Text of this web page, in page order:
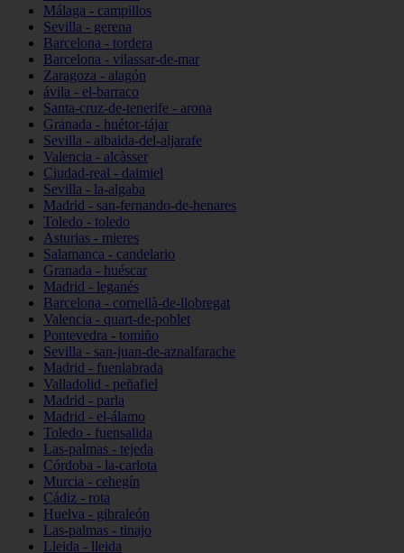
Málaga - campillos
Sevilla - gerena
Barcelona - tordera
Barcelona - vilassar-de-mar
Zaragoza - alagón
ávila - el-barraco
Santa-cruz-de-tenerife - arona
Granada - huétor-tájar
Sevilla - albaida-del-aljarafe
Valencia - alcàsser
Ciudad-real - daimiel
Sevilla - la-algaba
Madrid - san-fernando-de-henares
Toledo - toledo
Asturias - mieres
Salamanca - candelario
Granada - huéscar
Madrid - leganés
Barcelona - cornellà-de-llobregat
Valencia - quart-de-poblet
Pontevedra - tomiño
Sevilla - san-juan-de-aznalfarache
Madrid - fuenlabrada
Valladolid - peñafiel
Madrid - parla
Madrid - el-álamo
Toledo - fuensalida
Las-palmas - tejeda
Córdoba - la-carlota
Murcia - cehegín
Cádiz - rota
Huelva - gibraleón
Las-palmas - tinajo
Lleida - lleida